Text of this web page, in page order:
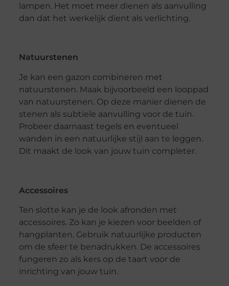
lampen. Het moet meer dienen als aanvulling
dan dat het werkelijk dient als verlichting.
Natuurstenen
Je kan een gazon combineren met
natuurstenen. Maak bijvoorbeeld een looppad
van natuurstenen. Op deze manier dienen de
stenen als subtiele aanvulling voor de tuin.
Probeer daarnaast tegels en eventueel
wanden in een natuurlijke stijl aan te leggen.
Dit maakt de look van jouw tuin completer.
Accessoires
Ten slotte kan je de look afronden met
accessoires. Zo kan je kiezen voor beelden of
hangplanten. Gebruik natuurlijke producten
om de sfeer te benadrukken. De accessoires
fungeren zo als kers op de taart voor de
inrichting van jouw tuin.